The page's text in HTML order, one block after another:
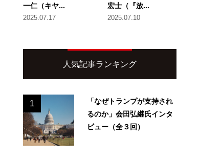
一仁（キヤ...
2025.07.17
宏士（『放...
2025.07.10
人気記事ランキング
1
「なぜトランプが支持され
るのか」会田弘継氏インタ
ビュー（全３回）